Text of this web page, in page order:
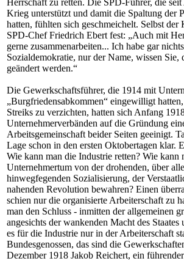
Herrschaft zu retten. Die SPD-Führer, die
Krieg unterstützt und damit die Spaltung der
hatten, fühlten sich geschmeichelt. Selbst der
SPD-Chef Friedrich Ebert fest: „Auch mit
gerne zusammenarbeiten... Ich habe gar
Sozialdemokratie, nur der Name, wissen Sie,
geändert werden.“
Die Gewerkschaftsführer, die 1914 mit
„Burgfriedensabkommen“ eingewilligt
Streiks zu verzichten, hatten sich Anfang
Unternehmerverbänden auf die Gründung
Arbeitsgemeinschaft beider Seiten geeinigt.
Lage schon in den ersten Oktobertagen klar.
Wie kann man die Industrie retten? Wie kann
Unternehmertum von der drohenden, über
hinwegfegenden Sozialisierung, der
nahenden Revolution bewahren? Einen
schien nur die organisierte Arbeiterschaft zu
man den Schluss - inmitten der allgemeinen
angesichts der wankenden Macht des
es für die Industrie nur in der Arbeiterschaft
Bundesgenossen, das sind die
Dezember 1918 Jakob Reichert, ein